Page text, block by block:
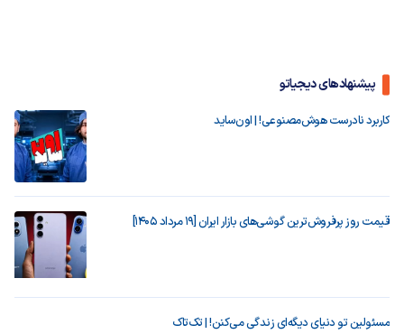
پیشنهادهای دیجیاتو
کاربرد نادرست هوش‌مصنوعی! | اون‌ساید
قیمت روز پرفروش‌ترین گوشی‌های بازار ایران [19 مرداد 1405]
مسئولین تو دنیای دیگه‌ای زندگی می‌کنن! | تک‌تاک